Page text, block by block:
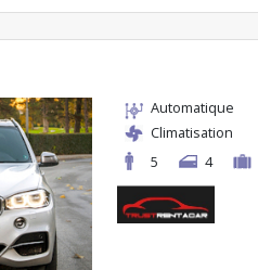
Automatique
Climatisation
5
4